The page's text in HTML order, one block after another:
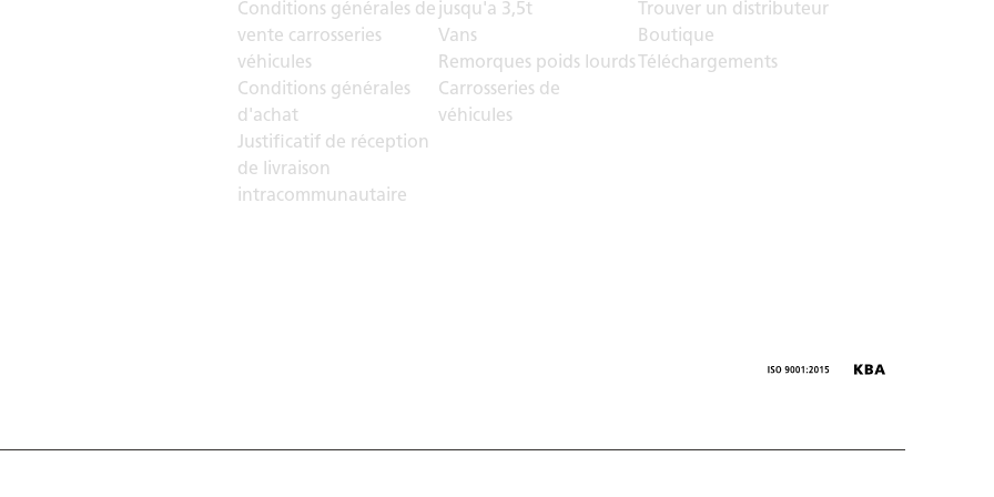
Conditions générales de
vente carrosseries
véhicules
Conditions générales
d'achat
Justificatif de réception
de livraison
intracommunautaire
jusqu'a 3,5t
Vans
Remorques poids lourds
Carrosseries de
véhicules
Trouver un distributeur
Boutique
Téléchargements